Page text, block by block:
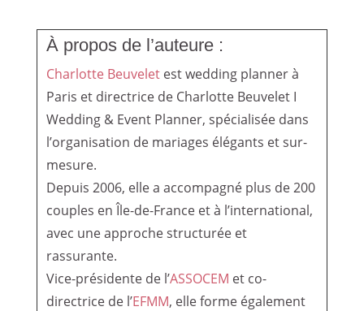
À propos de l’auteure :
Charlotte Beuveletest wedding planner à
Paris et directrice de Charlotte Beuvelet I
Wedding & Event Planner, spécialisée dans
l’organisation de mariages élégants et sur-
mesure.
Depuis 2006, elle a accompagné plus de 200
couples en Île-de-France et à l’international,
avec une approche structurée et
rassurante.
Vice-présidente de l’ASSOCEM et co-
directrice de l’EFMM, elle forme également